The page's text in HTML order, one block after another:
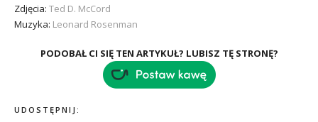
Zdjęcia: Ted D. McCord
Muzyka: Leonard Rosenman
PODOBAŁ CI SIĘ TEN ARTYKUŁ? LUBISZ TĘ STRONĘ?
UDOSTĘPNIJ: